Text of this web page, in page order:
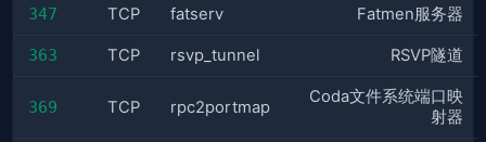
347 TCP fatserv Fatmen服务器
363 TCP rsvp_tunnel RSVP隧道
369 TCP rpc2portmap
Coda文件系统端口映
射器